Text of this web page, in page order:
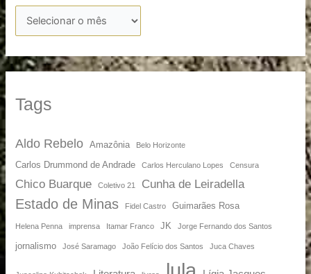
Tags
Aldo Rebelo Amazônia Belo Horizonte
Carlos Drummond de Andrade Carlos Herculano Lopes Censura
Chico Buarque Coletivo 21 Cunha de Leiradella
Estado de Minas Fidel Castro Guimarães Rosa
Helena Penna imprensa Itamar Franco JK Jorge Fernando dos Santos
jornalismo José Saramago João Felício dos Santos Juca Chaves